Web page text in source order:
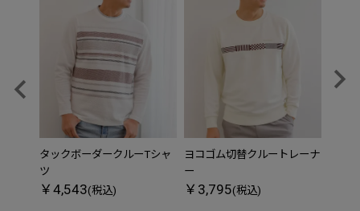
タックボーダークルーTシャ
ツ
￥4,543(税込)
ヨコゴム切替クルートレーナ
ー
￥3,795(税込)